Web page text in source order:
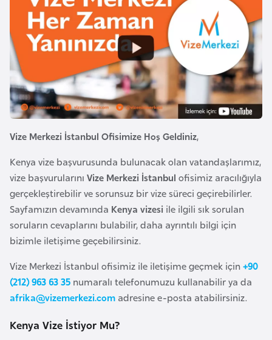
Vize Merkezi İstanbul Ofisimize Hoş Geldiniz,
Kenya vize başvurusunda bulunacak olan vatandaşlarımız,
vize başvurularını Vize Merkezi İstanbul ofisimiz aracılığıyla
gerçekleştirebilir ve sorunsuz bir vize süreci geçirebilirler.
Sayfamızın devamında Kenya vizesi ile ilgili sık sorulan
soruların cevaplarını bulabilir, daha ayrıntılı bilgi için
bizimle iletişime geçebilirsiniz.
Vize Merkezi İstanbul ofisimiz ile iletişime geçmek için+90
(212) 963 63 35 numaralı telefonumuzu kullanabilir ya da
afrika@vizemerkezi.com adresine e-posta atabilirsiniz.
Kenya Vize İstiyor Mu?
y
n
B
a
g
l
a
d
e
ş
B
e
a